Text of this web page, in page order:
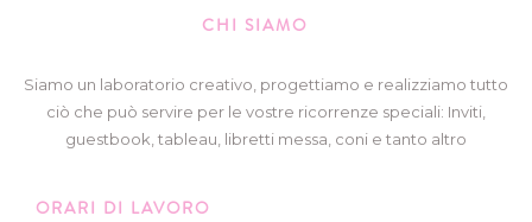
CHI SIAMO
Siamo un laboratorio creativo, progettiamo e realizziamo tutto
ciò che può servire per le vostre ricorrenze speciali: Inviti,
guestbook, tableau, libretti messa, coni e tanto altro
ORARI DI LAVORO